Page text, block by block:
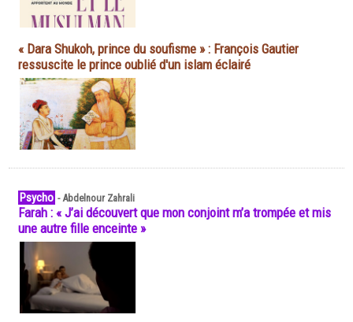
« Dara Shukoh, prince du soufisme » : François Gautier
ressuscite le prince oublié d'un islam éclairé
Psycho -Abdelnour Zahrali
Farah : « J’ai découvert que mon conjoint m’a trompée et mis
une autre fille enceinte »